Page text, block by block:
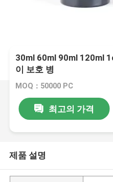
30ml 60ml 90ml 120ml
이 보호 병
MOQ：50000 PC
최고의 가격
제품 설명